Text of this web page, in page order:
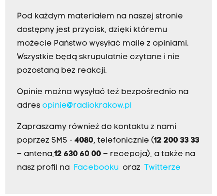
Pod każdym materiałem na naszej stronie
dostępny jest przycisk, dzięki któremu
możecie Państwo wysyłać maile z opiniami.
Wszystkie będą skrupulatnie czytane i nie
pozostaną bez reakcji.
Opinie można wysyłać też bezpośrednio na
adres opinie@radiokrakow.pl
Zapraszamy również do kontaktu z nami
poprzez SMS - 4080, telefonicznie (12 200 33 33
– antena,12 630 60 00 – recepcja), a także na
nasz profil na Facebookuoraz Twitterze